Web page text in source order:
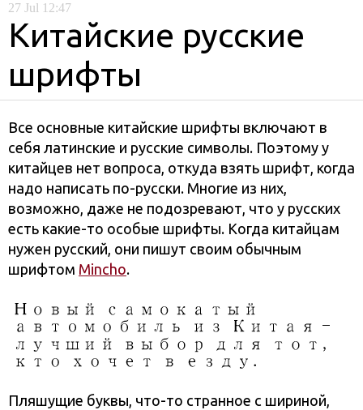
27 Jul 12:47
Китайские русские
шрифты
Все основные китайские шрифты включают в
себя латинские и русские символы. Поэтому у
китайцев нет вопроса, откуда взять шрифт, когда
надо написать по-русски. Многие из них,
возможно, даже не подозревают, что у русских
есть какие-то особые шрифты. Когда китайцам
нужен русский, они пишут своим обычным
шрифтом Mincho.
Пляшущие буквы, что-то странное с шириной,